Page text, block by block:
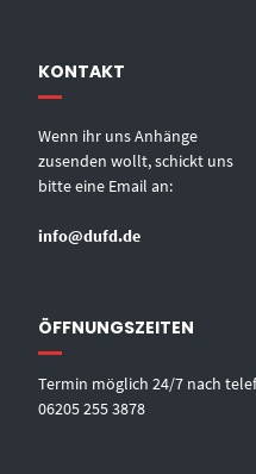
KONTAKT
Wenn ihr uns Anhänge
zusenden wollt, schickt uns
bitte eine Email an:
info@dufd.de
ÖFFNUNGSZEITEN
Termin möglich 24/7 nach
06205 255 3878